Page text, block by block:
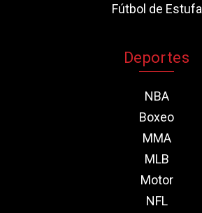
Fútbol de Estufa
Deportes
NBA
Boxeo
MMA
MLB
Motor
NFL